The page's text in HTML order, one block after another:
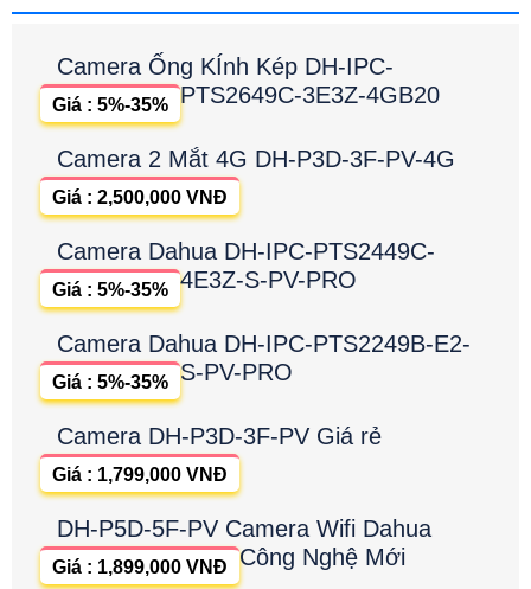
Camera Ống KÍnh Kép DH-IPC-
PTS2649C-3E3Z-4GB20
Giá : 5%-35%
Camera 2 Mắt 4G DH-P3D-3F-PV-4G
Giá : 2,500,000 VNĐ
Camera Dahua DH-IPC-PTS2449C-
4E3Z-S-PV-PRO
Giá : 5%-35%
Camera Dahua DH-IPC-PTS2249B-E2-
S-PV-PRO
Giá : 5%-35%
Camera DH-P3D-3F-PV Giá rẻ
Giá : 1,799,000 VNĐ
DH-P5D-5F-PV Camera Wifi Dahua
Công Nghệ Mới
Giá : 1,899,000 VNĐ